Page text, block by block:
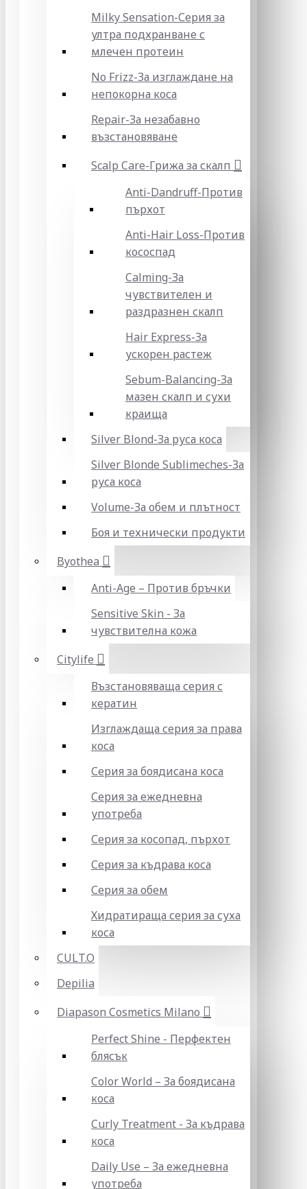
Milky Sensation-Серия за
ултра подхранване с
млечен протеин
No Frizz-За изглаждане на
непокорна коса
Repair-За незабавно
възстановяване
Scalp Care-Грижа за скалп
Anti-Dandruff-Против
пърхот
Anti-Hair Loss-Против
кососпад
Calming-За
чувствителен и
раздразнен скалп
Hair Express-За
ускорен растеж
Sebum-Balancing-За
мазен скалп и сухи
краища
Silver Blond-За руса коса
Silver Blonde Sublіmeches-За
руса коса
Volume-За обем и плътност
Боя и технически продукти
Byothea
Anti-Age – Против бръчки
Sensitive Skin - За
чувствителна кожа
Citylife
Възстановяваща серия с
кератин
Изглаждаща серия за права
коса
Серия за боядисана коса
Серия за ежедневна
употреба
Серия за косопад, пърхот
Серия за къдрава коса
Серия за обем
Хидратираща серия за суха
коса
CULT.O
Depilia
Diapason Cosmetics Milano
Perfect Shine - Перфектен
блясък
Color World – За боядисана
коса
Curly Treatment - За къдрава
коса
Daily Use – За ежедневна
употреба